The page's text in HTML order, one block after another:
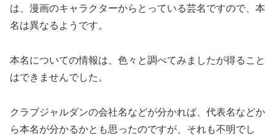
は、漫画のキャラクターからとっている芸名ですので、本
名は異なるようです。
本名についての情報は、色々と調べてみましたが得ること
はできませんでした。
クラブジャルダンの会社名などが分かれば、代表名などか
ら本名が分かるかとも思ったのですが、それも不明でし